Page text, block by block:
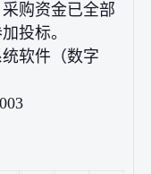
购资金已全部
投标。
软件（数字